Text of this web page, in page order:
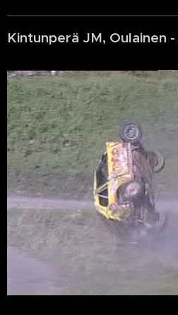
Kintunperä JM, Oulainen